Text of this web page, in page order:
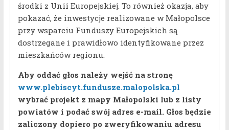
środki z Unii Europejskiej. To również okazja, aby
pokazać, że inwestycje realizowane w Małopolsce
przy wsparciu Funduszy Europejskich są
dostrzegane i prawidłowo identyfikowane przez
mieszkańców regionu.
Aby oddać głos należy wejść na stronę
www.plebiscyt.fundusze.malopolska.pl
wybrać projekt z mapy Małopolski lub z listy
powiatów i podać swój adres e-mail. Głos będzie
zaliczony dopiero po zweryfikowaniu adresu